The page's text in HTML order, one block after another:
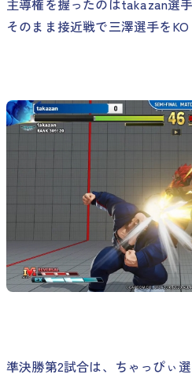
主導権を握ったのはtakazan選
そのまま接近戦で三澤選手をKO
準決勝第2試合は、ちゃっぴぃ